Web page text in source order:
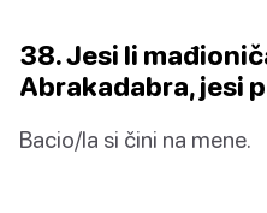
38. Jesi li
Abrakadabra, jesi
Bacio/la si čini na mene.